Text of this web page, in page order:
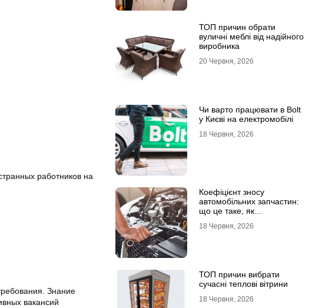
работников на
Знание
вакансий
ТОП причин обрати
вуличні меблі від надійного
виробника
20 Червня, 2026
Чи варто працювати в Bolt
у Києві на електромобілі
18 Червня, 2026
Коефіцієнт зносу
автомобільних запчастин:
що це таке, як
впливає на страхові
18 Червня, 2026
ТОП причин вибрати
сучасні теплові вітрини
18 Червня, 2026